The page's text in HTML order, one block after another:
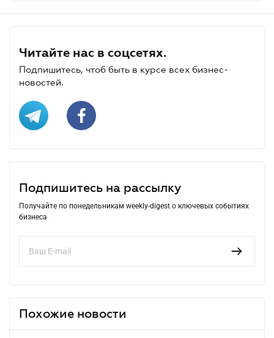
Читайте нас в соцсетях.
Подпишитесь, чтоб быть в курсе всех бизнес-
новостей.
Подпишитесь на рассылку
Получайте по понедельникам weekly-digest о ключевых событиях
бизнеса
Похожие новости